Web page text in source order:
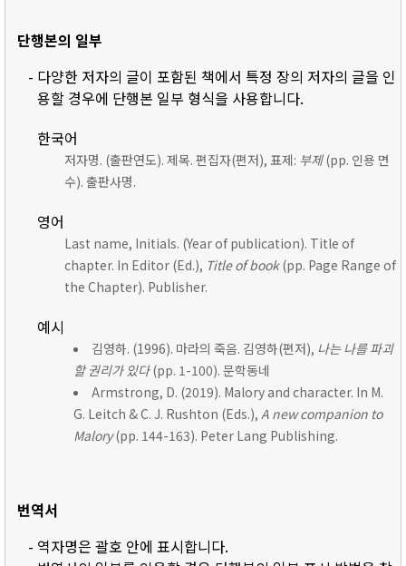
단행본의 일부
- 다양한 저자의 글이 포함된 책에서 특정 장의 저자의 글을 인
용할 경우에 단행본 일부 형식을 사용합니다.
한국어
저자명. (출판연도). 제목. 편집자(편저), 표제: 부제(pp. 인용 면
수). 출판사명.
영어
Last name, Initials. (Year of publication). Title of
chapter. In Editor (Ed.), Title of book(pp. Page Range of
the Chapter). Publisher.
예시
김영하. (1996). 마라의 죽음. 김영하(편저), 나는 나를 파괴
할 권리가 있다(pp. 1-100). 문학동네
Armstrong, D. (2019). Malory and character. In M.
G. Leitch & C. J. Rushton (Eds.), A new companion to
Malory(pp. 144-163). Peter Lang Publishing.
번역서
- 역자명은 괄호 안에 표시합니다.